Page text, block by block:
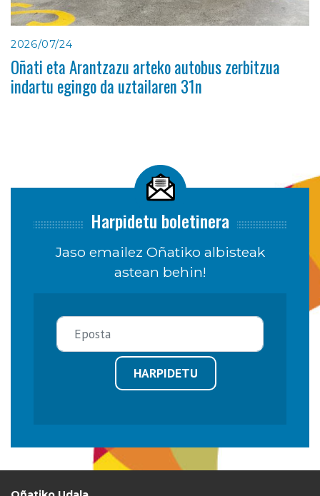
2026/07/24
Oñati eta Arantzazu arteko autobus zerbitzua
indartu egingo da uztailaren 31n
Harpidetu boletinera
Jaso emailez Oñatiko albisteak
astean behin!
HARPIDETU